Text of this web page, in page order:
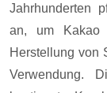
Jahrhunderten
an, um Kakao
Herstellung von
Verwendung.